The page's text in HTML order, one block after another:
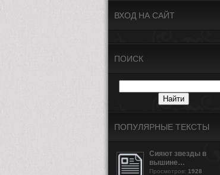
ВХОД НА САЙТ
ПОИСК
ПОПУЛЯРНЫЕ ТЕКСТЫ
Сияют звезды в
вышине…
Просмотров: 1928